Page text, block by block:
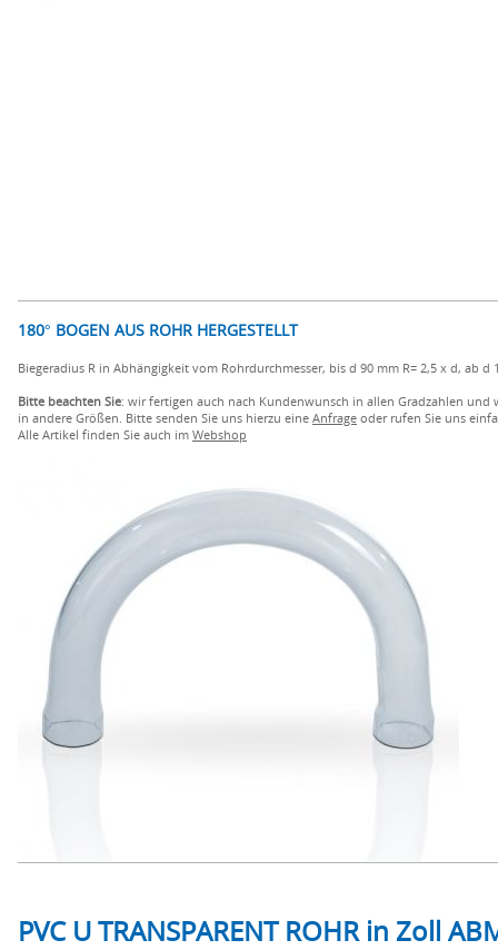
180° BOGEN AUS ROHR HERGESTELLT
Biegeradius R in Abhängigkeit vom Rohrdurchmesser, bis d 90 mm R= 2,5 x d, ab d
Bitte beachten Sie: wir fertigen auch nach Kundenwunsch in allen Gradzahlen und
in andere Größen. Bitte senden Sie uns hierzu eine Anfrage oder rufen Sie uns
Alle Artikel finden Sie auch im Webshop
PVC U TRANSPARENT ROHR in Zoll